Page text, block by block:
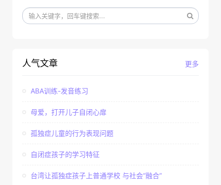
更多
人气文章
ABA训练-发音练习
母爱，打开儿子自闭心扉
孤独症儿童的行为表现问题
自闭症孩子的学习特征
台湾让孤独症孩子上普通学校 与社会“融合”